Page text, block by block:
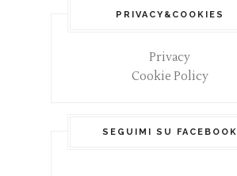
PRIVACY&COOKIES
Privacy
Cookie Policy
SEGUIMI SU FACEBOOK